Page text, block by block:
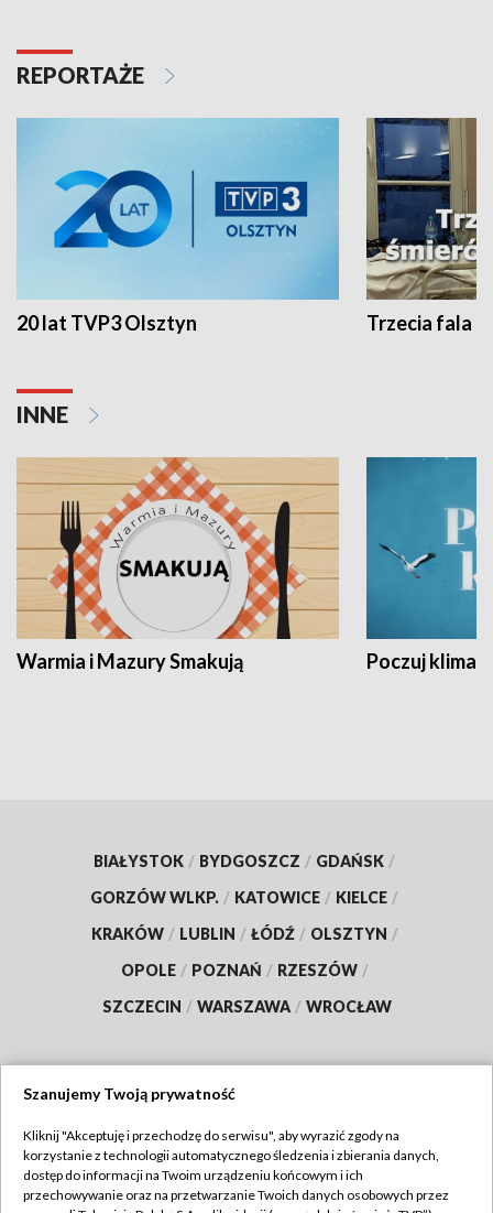
REPORTAŻE
20 lat TVP3 Olsztyn Trzecia fala -
INNE
Warmia i Mazury Smakują Poczuj klimat
BIAŁYSTOK / BYDGOSZCZ / GDAŃSK /
GORZÓW WLKP. / KATOWICE / KIELCE /
KRAKÓW / LUBLIN / ŁÓDŹ / OLSZTYN /
OPOLE / POZNAŃ / RZESZÓW /
SZCZECIN / WARSZAWA / WROCŁAW
TVP
Abonament TVP
Regulamin TVP
Szanujemy Twoją prywatność
Kliknij "Akceptuję i przechodzę do serwisu", aby wyrazić zgody na
korzystanie z technologii automatycznego śledzenia i zbierania danych,
dostęp do informacji na Twoim urządzeniu końcowym i ich
przechowywanie oraz na przetwarzanie Twoich danych osobowych przez